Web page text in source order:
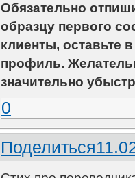
Обязательно
образцу первого
клиенты, оставьте
профиль.
значительно
0
Поделиться